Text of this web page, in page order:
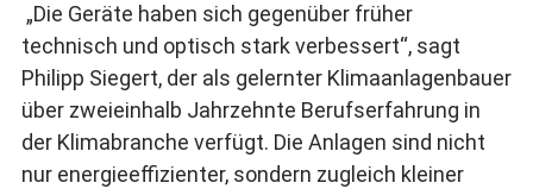
„Die Geräte haben sich gegenüber früher
technisch und optisch stark verbessert“, sagt
Philipp Siegert, der als gelernter Klimaanlagenbauer
über zweieinhalb Jahrzehnte Berufserfahrung in
der Klimabranche verfügt. Die Anlagen sind nicht
nur energieeffizienter, sondern zugleich kleiner